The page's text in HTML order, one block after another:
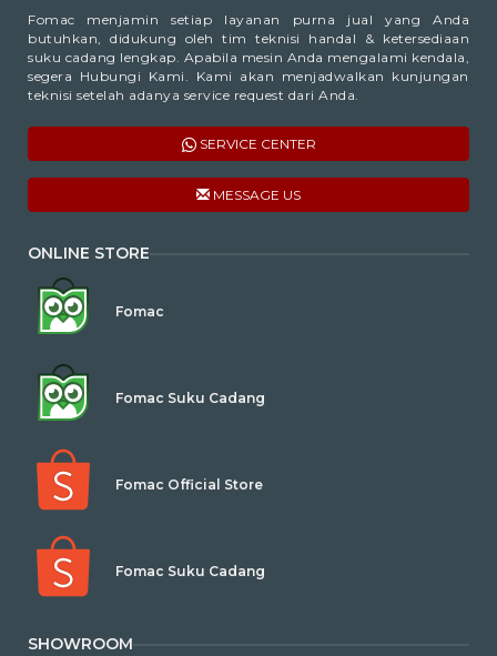
Fomac menjamin setiap layanan purna jual yang Anda
butuhkan, didukung oleh tim teknisi handal & ketersediaan
suku cadang lengkap. Apabila mesin Anda mengalami kendala,
segera Hubungi Kami. Kami akan menjadwalkan kunjungan
teknisi setelah adanya service request dari Anda.
SERVICE CENTER
MESSAGE US
ONLINE STORE
Fomac
Fomac Official Store
Fomac Suku Cadang
Fomac Suku Cadang
SHOWROOM